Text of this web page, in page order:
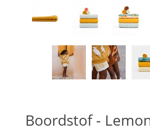
Boordstof -